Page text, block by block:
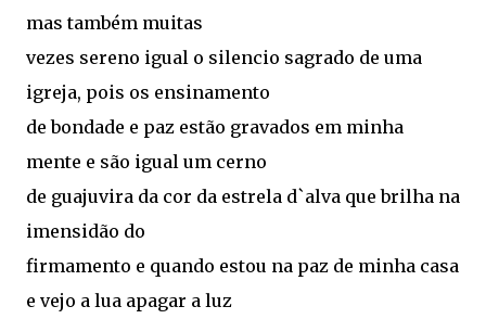
mas também muitas
vezes sereno igual o silencio sagrado de uma
igreja, pois os ensinamento
de bondade e paz estão gravados em minha
mente e são igual um cerno
de guajuvira da cor da estrela d`alva que brilha na
imensidão do
firmamento e quando estou na paz de minha casa
e vejo a lua apagar a luz